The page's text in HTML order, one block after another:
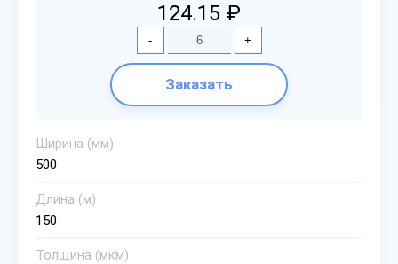
124.15 ₽
- +
Заказать
Ширина (мм)
500
Длина (м)
150
Толщина (мкм)